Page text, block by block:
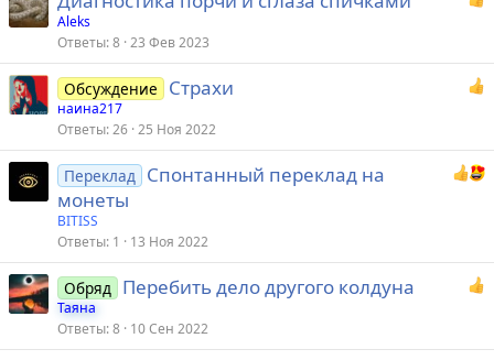
Aleks
Ответы 8 23 Фев 2023
Обсуждение Страхи
наина217
Ответы 26 25 Ноя 2022
Переклад Спонтанный переклад на
монеты
BITISS
Ответы 1 13 Ноя 2022
Обряд Перебить дело другого колдуна
Таяна
Ответы 8 10 Сен 2022